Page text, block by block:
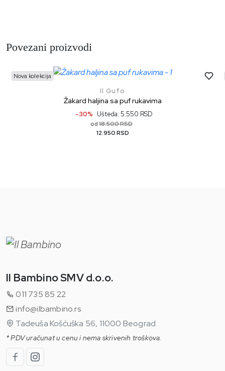
Povezani proizvodi
Nova kolekcija
Il Gufo
Žakard haljina sa puf rukavima
-30% Ušteda: 5.550 RSD
od 18.500 RSD
12.950 RSD
Il Bambino SMV d.o.o.
011 735 85 22
info@ilbambino.rs
Tadeuša Košćuška 56, 11000 Beograd
* PDV uračunat u cenu i nema skrivenih troškova.